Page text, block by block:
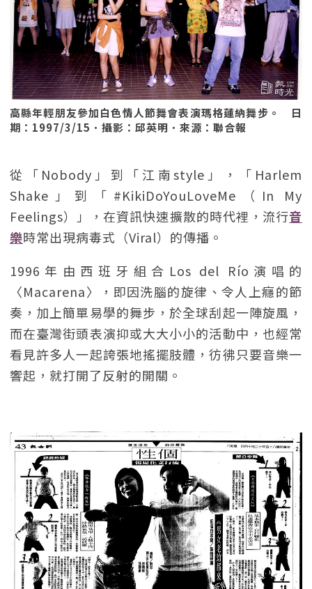
高縣年輕朋友參加白色情人節舞會表演瑪格蓮納舞步。 日
期：1997/3/15．攝影：邱英明．來源：聯合報
從「Nobody」到「江南style」，「Harlem
Shake」到「#KikiDoYouLoveMe（In My
Feelings）」，在資訊快速擴散的時代裡，流行音
樂時常出現病毒式（Viral）的傳播。
1996年由西班牙組合Los del Río演唱的
〈Macarena〉，即因洗腦的旋律、令人上癮的節
奏，加上簡單易學的舞步，於全球刮起一陣旋風，
而在臺灣街頭表演抑或大大小小的活動中，也經常
看見許多人一起誇張地搖擺肢體，彷彿只要音樂一
響起，就打開了反射的開關。